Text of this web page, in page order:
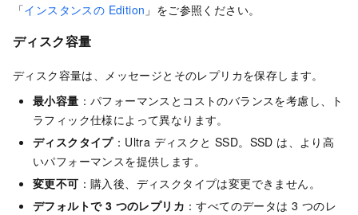
「インスタンスの Edition 」をご参照ください。
ディスク容量
ディスク容量は、メッセージとそのレプリカを保存します。
最小容量 ：パフォーマンスとコストのバランスを考慮し、ト
ラフィック仕様によって異なります。
ディスクタイプ：Ultra ディスクと SSD。SSD は、より高
いパフォーマンスを提供します。
変更不可 ：購入後、ディスクタイプは変更できません。
デフォルトで 3 つのレプリカ ：すべてのデータは 3 つのレ